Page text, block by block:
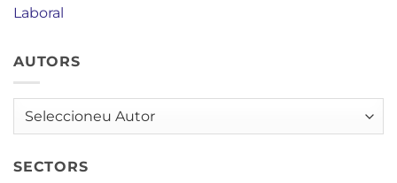
Laboral
AUTORS
AUTORS
SECTORS